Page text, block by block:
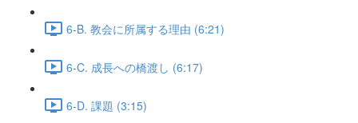
6-B. 教会に所属する理由 (6:21)
6-C. 成長への橋渡し (6:17)
6-D. 課題 (3:15)